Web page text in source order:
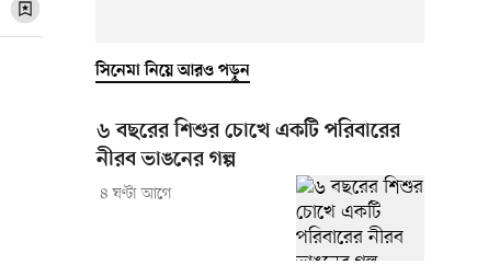
সিনেমা নিয়ে আরও পড়ুন
৬ বছরের শিশুর চোখে একটি পরিবারের
নীরব ভাঙনের গল্প
৪ ঘণ্টা আগে